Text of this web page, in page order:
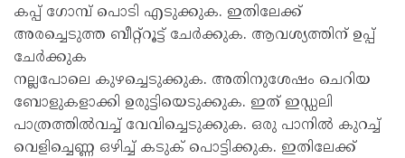
കപ്പ് ഗോമ്പ് പൊടി എടുക്കുക. ഇതിലേക്ക്
അരച്ചെടുത്ത ബീറ്റ്റൂട്ട് ചേർക്കുക. ആവശ്യത്തിന് ഉപ്പ്
ചേർക്കുക
നല്ലപോലെ കുഴച്ചെടുക്കുക. അതിനുശേഷം ചെറിയ
ബോളുകളാക്കി ഉരുട്ടിയെടുക്കുക. ഇത് ഇഡ്ഡലി
പാത്രത്തിൽവച്ച് വേവിച്ചെടുക്കുക. ഒരു പാനിൽ കുറച്ച്
വെളിച്ചെണ്ണ ഒഴിച്ച് കടുക് പൊട്ടിക്കുക. ഇതിലേക്ക്